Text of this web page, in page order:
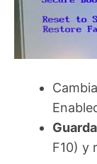
F10) y